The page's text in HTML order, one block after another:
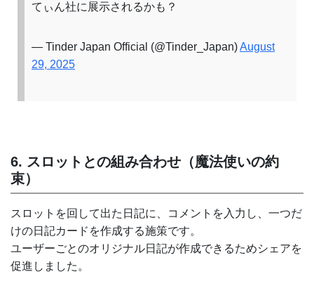
てぃん社に展示されるかも？
— Tinder Japan Official (@Tinder_Japan)August
29, 2025
6. スロットとの組み合わせ（魔法使いの約
束）
スロットを回して出た日記に、コメントを入力し、一つだ
けの日記カードを作成する施策です。
ユーザーごとのオリジナル日記が作成できるためシェアを
促進しました。